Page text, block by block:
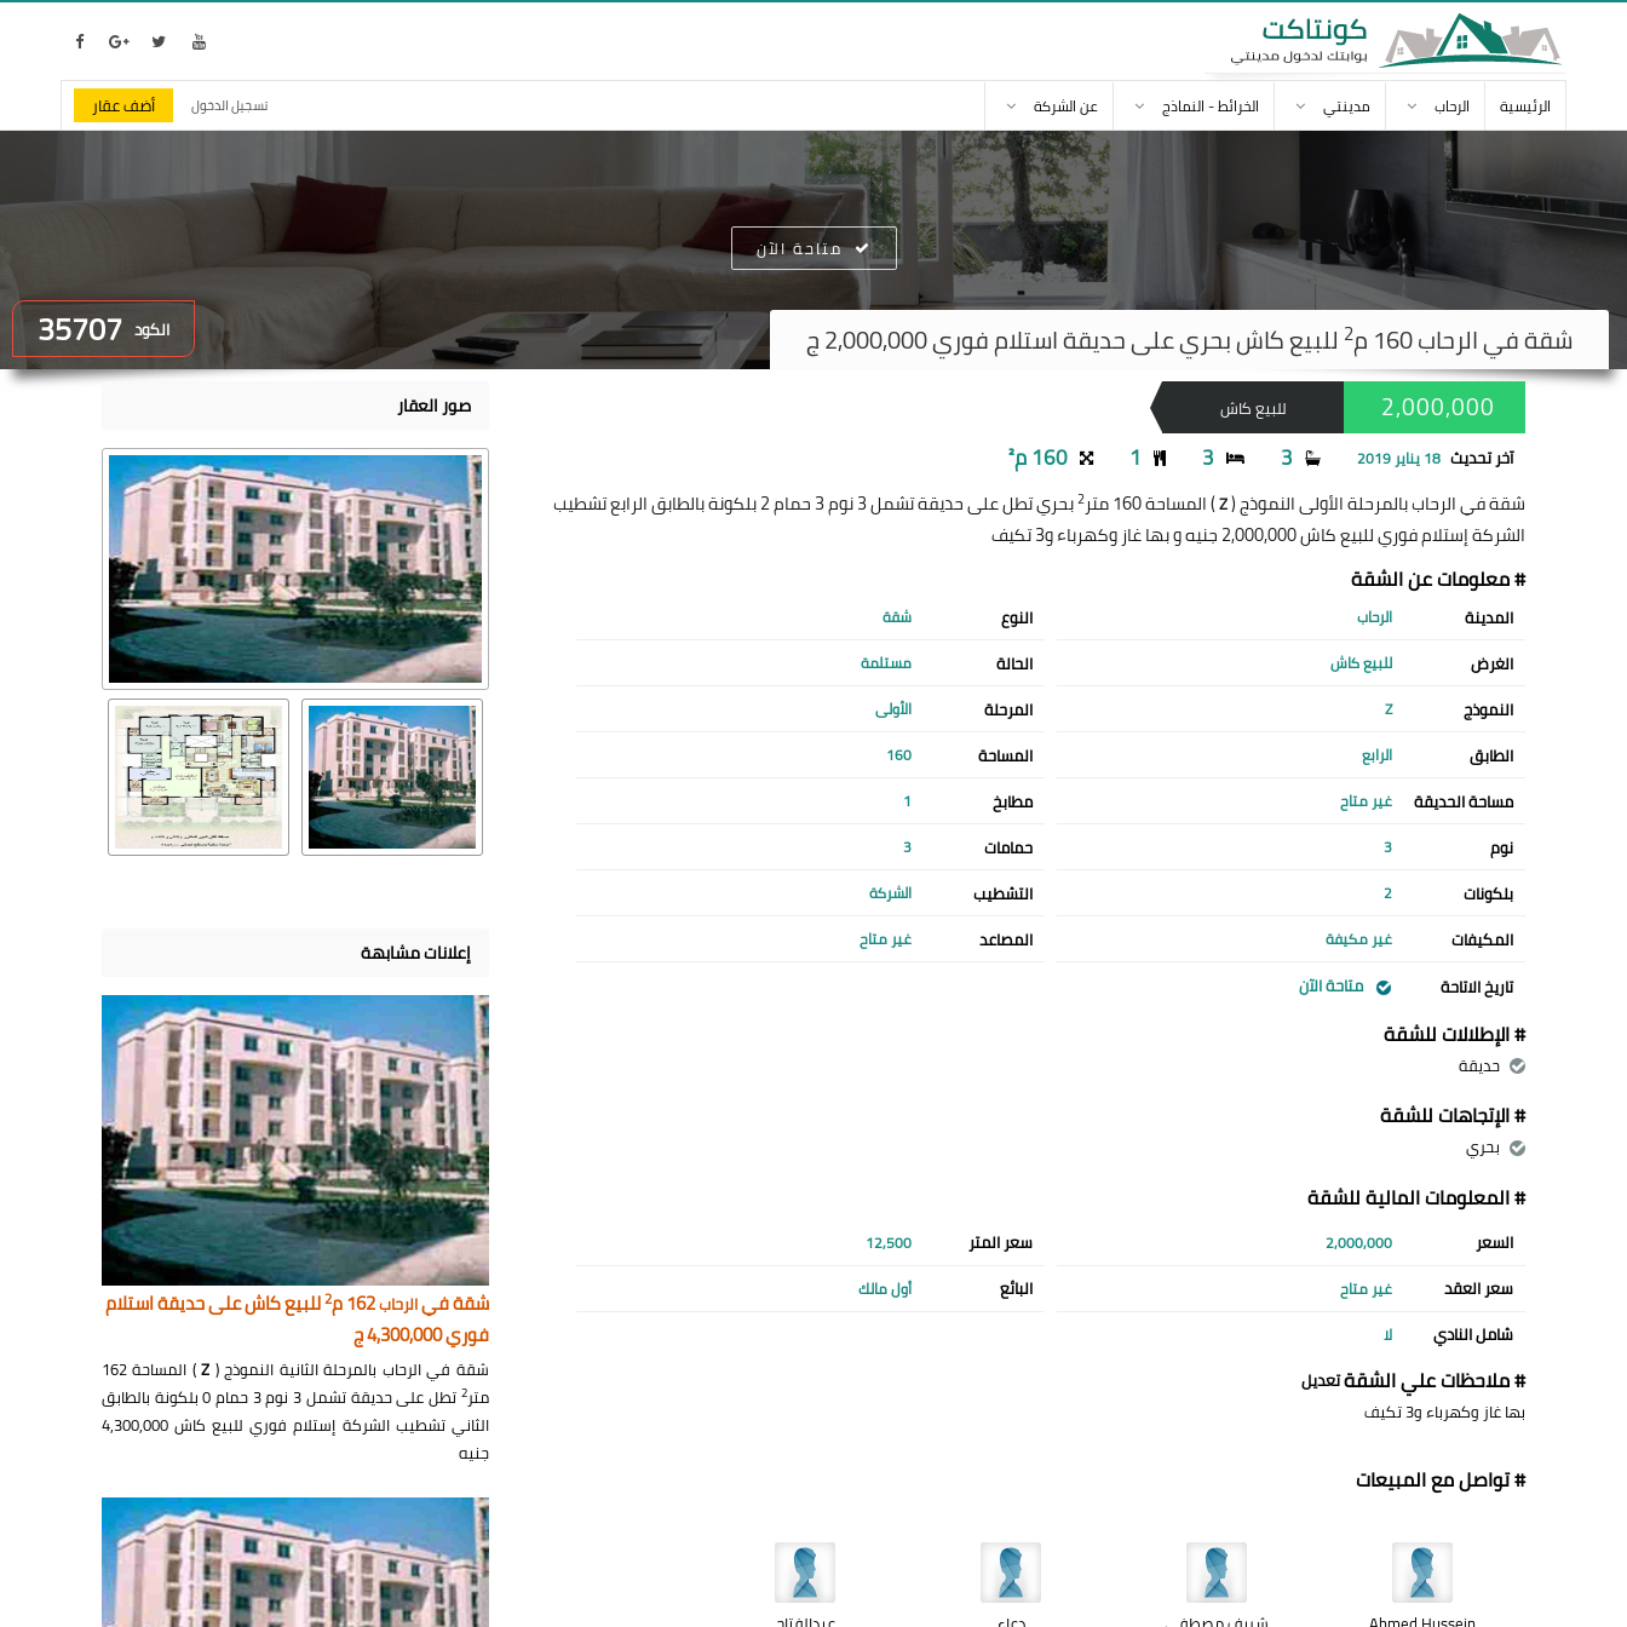
الرئيسية الرحاب مدينتي الخرائط - النماذج عن الشركة تسجيل الدخول أضف عقار
الكود 35707 شقة فيالرحاب 2 للبيع كاش بحري على حديقة استلام فوري 2,000,000 ج
متاحة الآن
للبيع كاش 2,000,000
آخر تحديث 18 يناير 2019 3
3
1 160 م²
شقة في الرحاب بالمرحلة الأولى النموذج (Z) المساحة 160 متر 2
بحري تطل على حديقة تشمل 3 نوم 3 حمام 2 بلكونة بالطابق الرابع تشطيب
الشركة إستلام فوري للبيع كاش 2,000,000 جنيه و بها غاز وكهرباء و3 تكيف
# معلومات عن الشقة
المدينة الرحاب النوع شقة
الغرض للبيع كاش الحالة مستلمة
النموذج Z المرحلة الأولى
الطابق الرابع المساحة 160
مساحة الحديقة غير متاح مطابخ 1
نوم 3 حمامات 3
بلكونات 2 التشطيب الشركة
المكيفات غير مكيفة المصاعد غير متاح
تاريخ الاتاحة متاحة الآن
# الإطلالات للشقة
حديقة
# الإتجاهات للشقة
بحري
# المعلومات المالية للشقة
السعر 2,000,000 سعر المتر 12,500
سعر العقد غير متاح البائع أول مالك
شامل النادي لا
# ملاحظات علي الشقةتعديل
بها غاز وكهرباء و3 تكيف
# تواصل مع المبيعات
صور العقار
إعلانات مشابهة
شقة فيالرحاب162 م 2للبيع كاش على حديقة استلام
فوري 4,300,000 ج
شقة في الرحاب بالمرحلة الثانية النموذج ( Z
) المساحة 162
متر2
تطل على حديقة تشمل 3 نوم 3 حمام 0 بلكونة بالطابق
الثاني تشطيب الشركة إستلام فوري للبيع كاش 4,300,000
جنيه